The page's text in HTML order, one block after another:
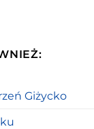
Giżycko